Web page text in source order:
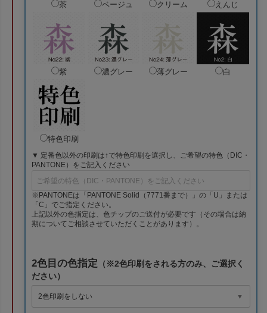
茶 ベージュ クリーム えんじ
紫 濃グレー 薄グレー 白
特色印刷
▼ 定番色以外の印刷は↑で特色印刷を選択し、ご希望の特色（DIC・
PANTONE）をご記入ください
※PANTONEは「PANTONE Solid（7771番まで）」の「U」または
「C」でご指定ください。
上記以外の色指定は、色チップのご送付が必要です（その場合は納
期についてご相談させていただくことがあります）。
2色目の色指定 （※2色印刷をされる方のみ、ご選択く
ださい）